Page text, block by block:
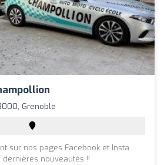
Grenoble
sur nos pages Facebook et Insta
nouveautés !!